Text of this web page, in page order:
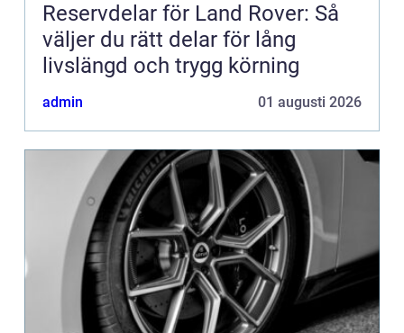
Reservdelar för Land Rover: Så
väljer du rätt delar för lång
livslängd och trygg körning
admin 01 augusti 2026